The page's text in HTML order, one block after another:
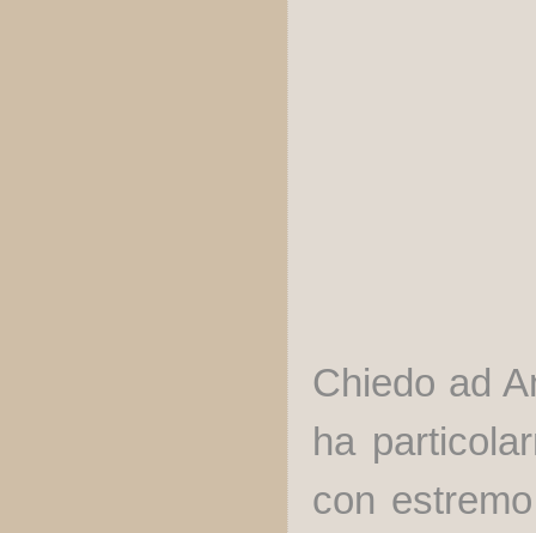
Chiedo ad
ha
con